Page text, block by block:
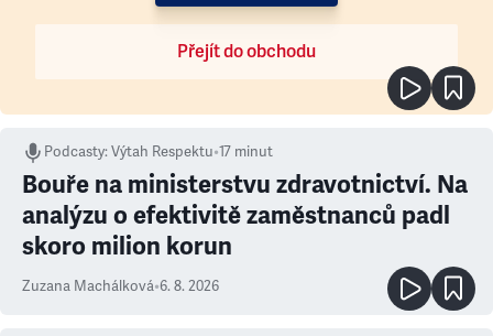
Přejít do obchodu
Podcasty:Výtah Respektu•17 minut
Bouře na ministerstvu zdravotnictví. Na
analýzu o efektivitě zaměstnanců padl
skoro milion korun
Zuzana Machálková•6. 8. 2026